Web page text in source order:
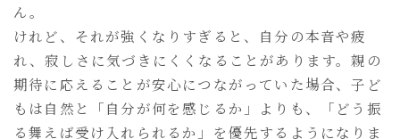
ん。
けれど、それが強くなりすぎると、自分の本音や疲
れ、寂しさに気づきにくくなることがあります。親の
期待に応えることが安心につながっていた場合、子ど
もは自然と「自分が何を感じるか」よりも、「どう振
る舞えば受け入れられるか」を優先するようになりま